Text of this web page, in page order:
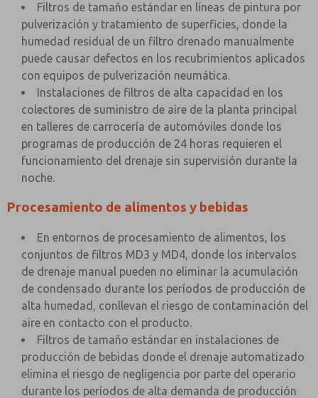
Filtros de tamaño estándar en líneas de pintura por
pulverización y tratamiento de superficies, donde la
humedad residual de un filtro drenado manualmente
puede causar defectos en los recubrimientos aplicados
con equipos de pulverización neumática.
Instalaciones de filtros de alta capacidad en los
colectores de suministro de aire de la planta principal
en talleres de carrocería de automóviles donde los
programas de producción de 24 horas requieren el
funcionamiento del drenaje sin supervisión durante la
noche.
Procesamiento de alimentos y bebidas
En entornos de procesamiento de alimentos, los
conjuntos de filtros MD3 y MD4, donde los intervalos
de drenaje manual pueden no eliminar la acumulación
de condensado durante los períodos de producción de
alta humedad, conllevan el riesgo de contaminación del
aire en contacto con el producto.
Filtros de tamaño estándar en instalaciones de
producción de bebidas donde el drenaje automatizado
elimina el riesgo de negligencia por parte del operario
durante los períodos de alta demanda de producción